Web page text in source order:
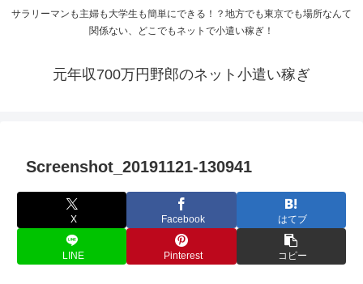
サラリーマンも主婦も大学生も簡単にできる！？地方でも東京でも場所なんて
関係ない、どこでもネットで小遣い稼ぎ！
元年収700万円野郎のネット小遣い稼ぎ
Screenshot_20191121-130941
X Facebook はてブ
LINE Pinterest コピー